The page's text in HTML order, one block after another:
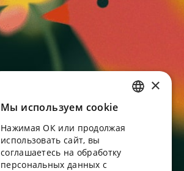
ENGLISH
UKRAINIAN
×
Мы используем сookie
Нажимая ОК или продолжая
использовать сайт, вы
соглашаетесь на обработку
персональных данных с